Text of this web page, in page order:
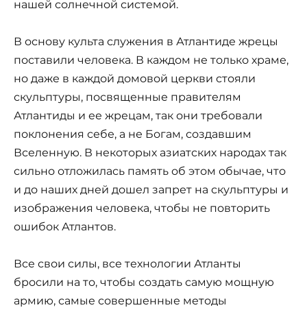
нашей солнечной системой.
В основу культа служения в Атлантиде жрецы
поставили человека. В каждом не только храме,
но даже в каждой домовой церкви стояли
скульптуры, посвященные правителям
Атлантиды и ее жрецам, так они требовали
поклонения себе, а не Богам, создавшим
Вселенную. В некоторых азиатских народах так
сильно отложилась память об этом обычае, что
и до наших дней дошел запрет на скульптуры и
изображения человека, чтобы не повторить
ошибок Атлантов.
Все свои силы, все технологии Атланты
бросили на то, чтобы создать самую мощную
армию, самые совершенные методы